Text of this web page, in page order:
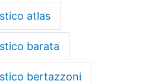
atlas
barata
bertazzoni